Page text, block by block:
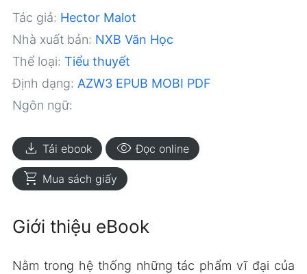
Tác giả: Hector Malot
Nhà xuất bản: NXB Văn Học
Thể loại: Tiểu thuyết
Định dạng: AZW3 EPUB MOBI PDF
Ngôn ngữ:
download Tải ebook visibility Đọc online
shopping_cart Mua sách giấy
Giới thiệu eBook
Nằm trong hệ thống những tác phẩm vĩ đại của